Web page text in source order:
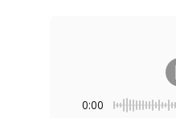
0:00